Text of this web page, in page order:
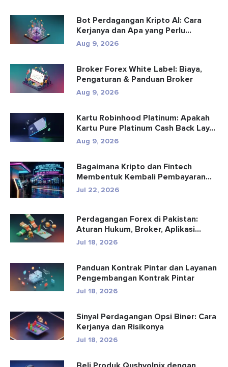
Bot Perdagangan Kripto AI: Cara
Kerjanya dan Apa yang Perlu
Diketa...
Aug 9, 2026
Broker Forex White Label: Biaya,
Pengaturan & Panduan Broker
Aug 9, 2026
Kartu Robinhood Platinum: Apakah
Kartu Pure Platinum Cash Back Lay...
Aug 9, 2026
Bagaimana Kripto dan Fintech
Membentuk Kembali Pembayaran
dan Hibu...
Jul 22, 2026
Perdagangan Forex di Pakistan:
Aturan Hukum, Broker, Aplikasi
Perd...
Jul 18, 2026
Panduan Kontrak Pintar dan Layanan
Pengembangan Kontrak Pintar
Jul 18, 2026
Sinyal Perdagangan Opsi Biner: Cara
Kerjanya dan Risikonya
Jul 18, 2026